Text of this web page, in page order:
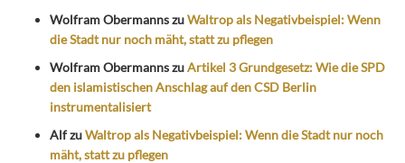
Wolfram ObermannszuWaltrop als Negativbeispiel: Wenn
die Stadt nur noch mäht, statt zu pflegen
Wolfram ObermannszuArtikel 3 Grundgesetz: Wie die SPD
den islamistischen Anschlag auf den CSD Berlin
instrumentalisiert
AlfzuWaltrop als Negativbeispiel: Wenn die Stadt nur noch
mäht, statt zu pflegen